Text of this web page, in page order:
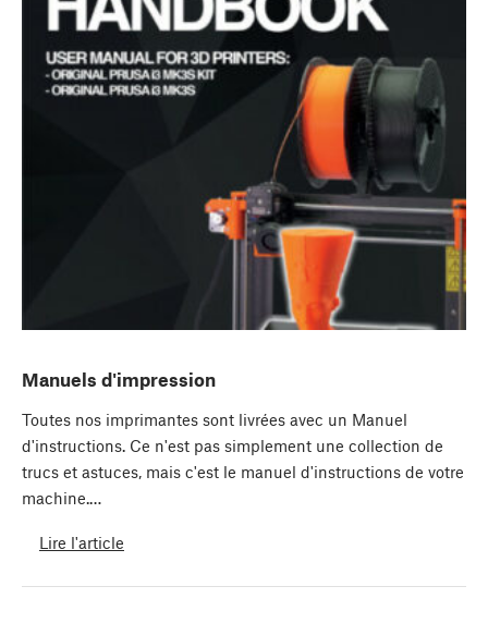
Manuels d'impression
Toutes nos imprimantes sont livrées avec un Manuel
d'instructions. Ce n'est pas simplement une collection de
trucs et astuces, mais c'est le manuel d'instructions de votre
machine.…
Lire l'article